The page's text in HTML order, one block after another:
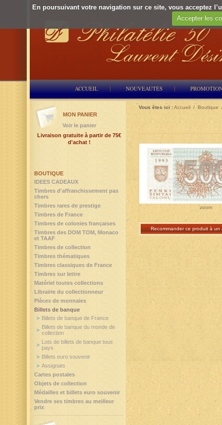
En poursuivant votre navigation sur ce site, vous acceptez
Accepter les
ACCUEIL NOUVEAUTÉS
Vous êtes ici :Accueil / Boutique
zoom
Recommander ce produit à un
BOUTIQUE
IDEES CADEAUX
Timbres d'affranchissement pas
chers
Timbres rares de prestige
Timbres de France
Timbres de colonies françaises
Timbres des DOM TOM, Monaco
et TAAF
Timbres de collection
Timbres thématiques
Timbres classiques de France
Timbres sur lettre
Matériel toutes collections
Librairie du collectionneur
Pièces de monnaies
Billets de banque
Billets de banque de France
Billets de banque du monde de
collection
Lots de billets de banque tous
pays
Billets euro souvenir
Assignats
Cartes postales
Objets de collection
Médailles et billets euro souvenir
Vendre ses timbres au meilleur
prix
MON PANIER
Voir le panier
Livraison gratuite à partir de 75€
d'achat !